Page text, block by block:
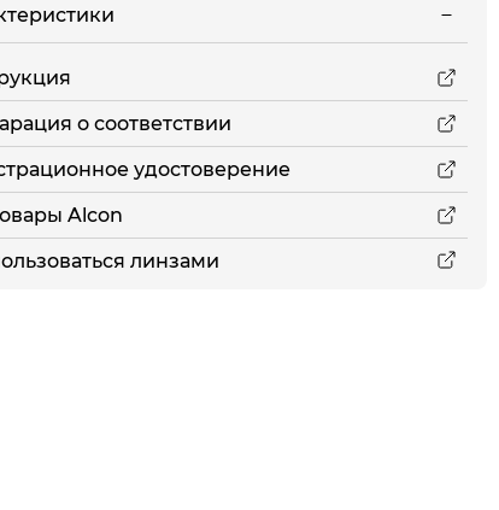
о соответствии
удостоверение
Alcon
линзами